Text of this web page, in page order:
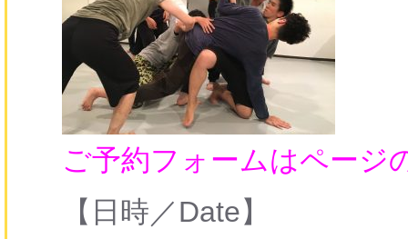
ご予約フォームはページ
【日時／Date】